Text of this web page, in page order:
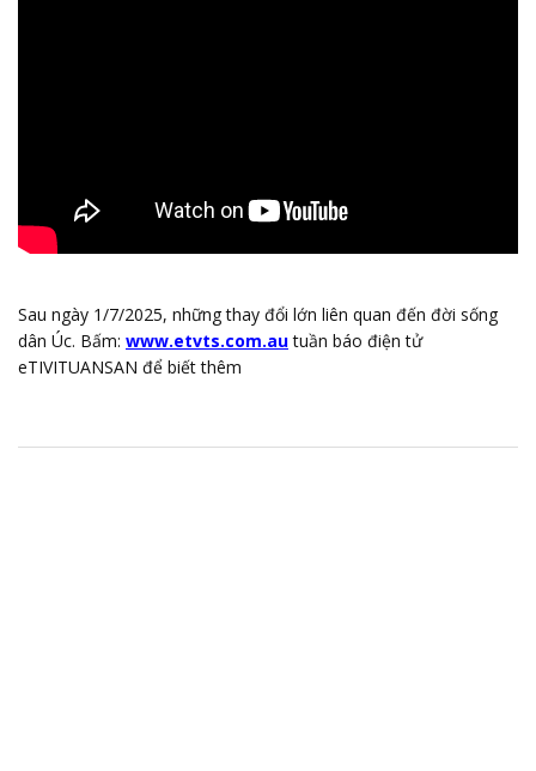
Sau ngày 1/7/2025, những thay đổi lớn liên quan đến đời sống
dân Úc. Bấm: www.etvts.com.autuần báo điện tử
eTIVITUANSAN để biết thêm